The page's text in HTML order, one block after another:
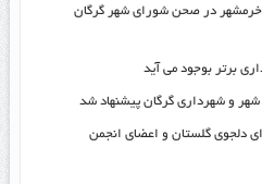
خرمشهر در صحن شورای شهر گرگان
برتر بوجود می آید
و شهرداری گرگان پیشنهاد شد
دلجوی گلستان و اعضای انجمن